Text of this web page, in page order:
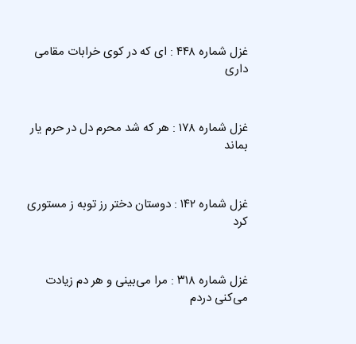
غزل شماره ۴۴۸ : ای که در کوی خرابات مقامی
داری
غزل شماره ۱۷۸ : هر که شد محرم دل در حرم یار
بماند
غزل شماره ۱۴۲ : دوستان دختر رز توبه ز مستوری
کرد
غزل شماره ۳۱۸ : مرا می‌بینی و هر دم زیادت
می‌کنی دردم